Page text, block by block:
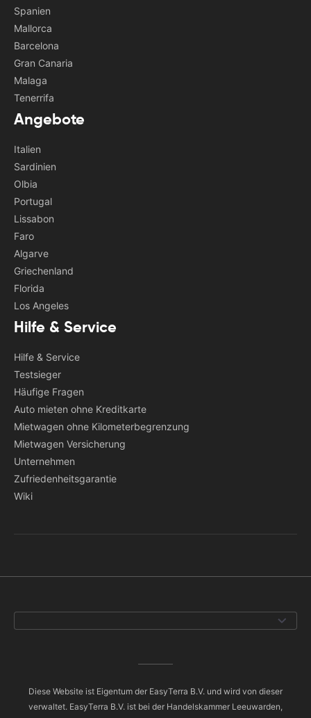
Spanien
Mallorca
Barcelona
Gran Canaria
Malaga
Tenerrifa
Angebote
Italien
Sardinien
Olbia
Portugal
Lissabon
Faro
Algarve
Griechenland
Florida
Los Angeles
Hilfe & Service
Hilfe & Service
Testsieger
Häufige Fragen
Auto mieten ohne Kreditkarte
Mietwagen ohne Kilometerbegrenzung
Mietwagen Versicherung
Unternehmen
Zufriedenheitsgarantie
Wiki
Diese Website ist Eigentum der EasyTerra B.V. und wird von dieser
verwaltet. EasyTerra B.V. ist bei der Handelskammer Leeuwarden,